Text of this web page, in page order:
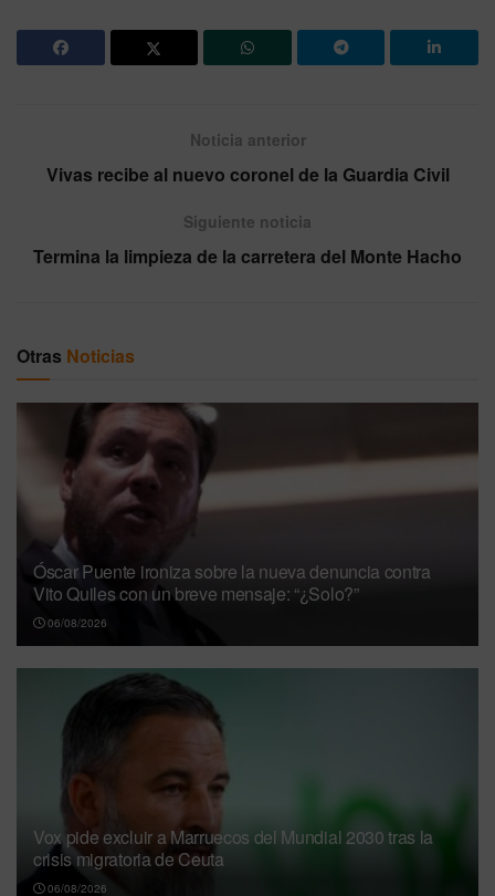
Noticia anterior
Vivas recibe al nuevo coronel de la Guardia Civil
Siguiente noticia
Termina la limpieza de la carretera del Monte Hacho
Otras Noticias
Óscar Puente ironiza sobre la nueva denuncia contra
Vito Quiles con un breve mensaje: “¿Solo?”
06/08/2026
Vox pide excluir a Marruecos del Mundial 2030 tras la
crisis migratoria de Ceuta
06/08/2026